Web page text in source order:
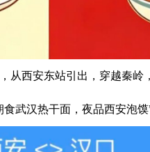
从西安东站引出，穿越秦
武汉热干面，夜品西安泡馍